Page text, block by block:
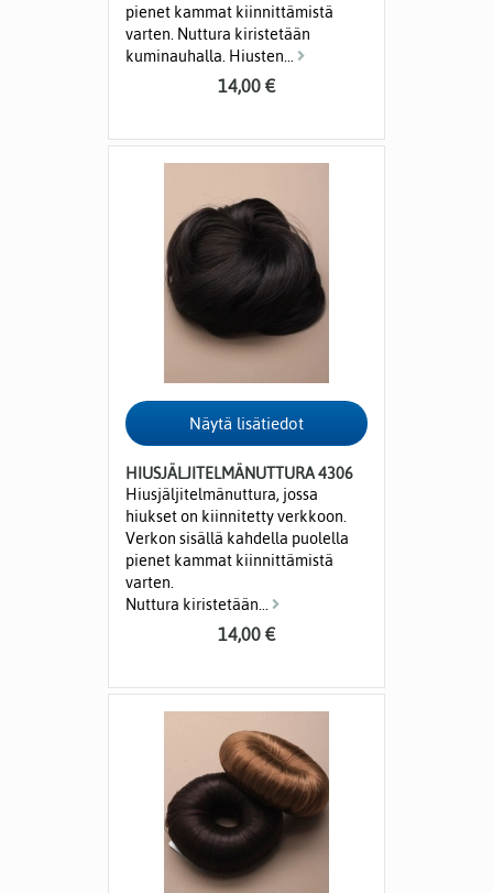
pienet kammat kiinnittämistä
varten. Nuttura kiristetään
kuminauhalla. Hiusten...
14,00 €
HIUSJÄLJITELMÄNUTTURA 4306
Hiusjäljitelmänuttura, jossa
hiukset on kiinnitetty verkkoon.
Verkon sisällä kahdella puolella
pienet kammat kiinnittämistä
varten.
Nuttura kiristetään...
14,00 €